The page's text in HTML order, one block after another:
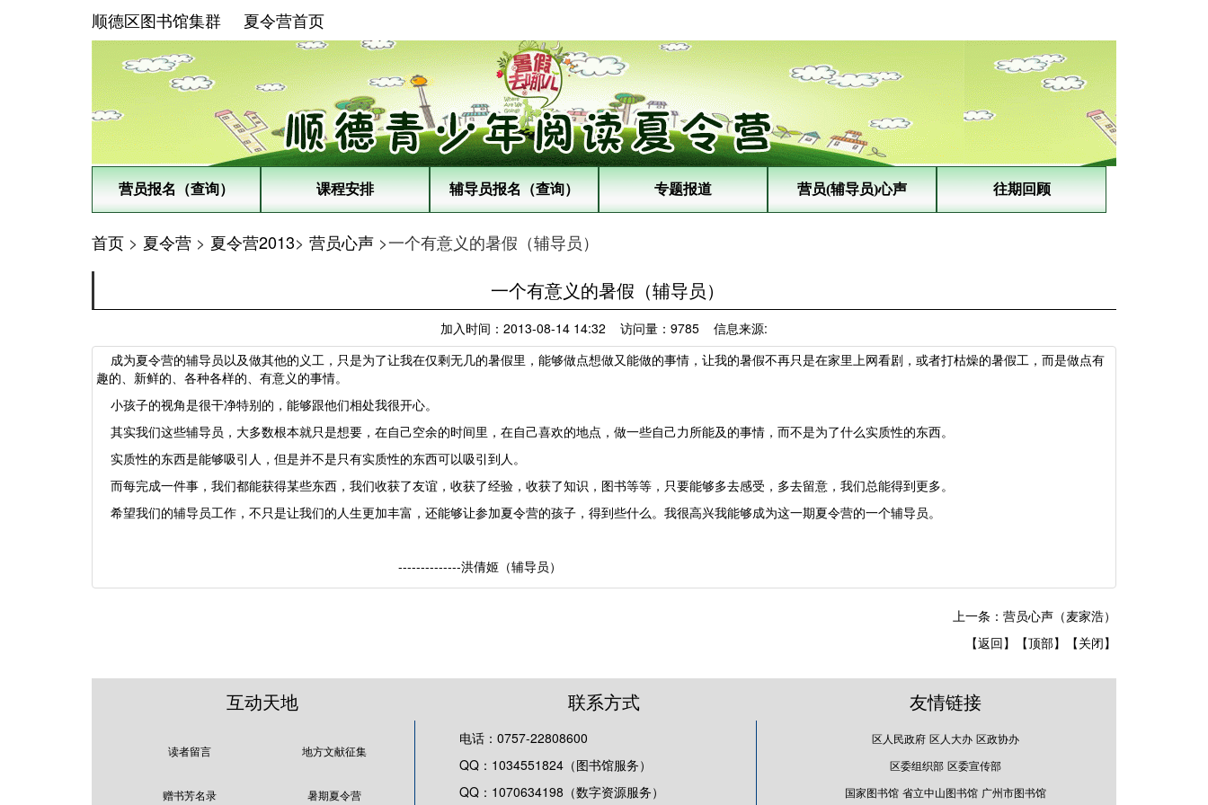
顺德区图书馆集群 夏令营首页
营员报名（查询） 课程安排 辅导员报名（查询） 专题报道 营员(辅导员)心声 往期回顾
首页 > 夏令营 > 夏令营2013> 营员心声 >一个有意义的暑假（辅导员）
一个有意义的暑假（辅导员）
加入时间：2013-08-14 14:32 访问量：9785 信息来源:
成为夏令营的辅导员以及做其他的义工，只是为了让我在仅剩无几的暑假里，能够做点想做又能做的事情，让我的暑假不再只是在家里上网看剧，或者打枯燥的暑假工，而是做点有
趣的、新鲜的、各种各样的、有意义的事情。
小孩子的视角是很干净特别的，能够跟他们相处我很开心。
其实我们这些辅导员，大多数根本就只是想要，在自己空余的时间里，在自己喜欢的地点，做一些自己力所能及的事情，而不是为了什么实质性的东西。
实质性的东西是能够吸引人，但是并不是只有实质性的东西可以吸引到人。
而每完成一件事，我们都能获得某些东西，我们收获了友谊，收获了经验，收获了知识，图书等等，只要能够多去感受，多去留意，我们总能得到更多。
希望我们的辅导员工作，不只是让我们的人生更加丰富，还能够让参加夏令营的孩子，得到些什么。我很高兴我能够成为这一期夏令营的一个辅导员。
--------------洪倩姬（辅导员）
上一条：营员心声（麦家浩）
【返回】
【顶部】 【关闭】
互动天地
读者留言 地方文献征集
赠书芳名录 暑期夏令营
联系方式
电话：0757-22808600
QQ：1034551824（图书馆服务）
QQ：1070634198（数字资源服务）
友情链接
区人民政府 区人大办 区政协办
区委组织部 区委宣传部
国家图书馆 省立中山图书馆 广州市图书馆